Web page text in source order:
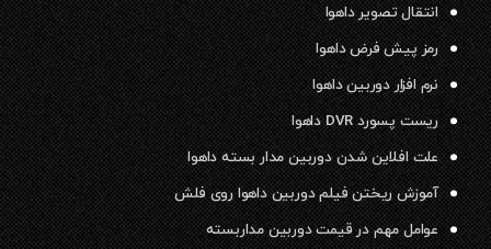
انتقال تصویر داهوا
رمز پیش فرض داهوا
نرم افزار دوربین داهوا
ریست پسورد DVR داهوا
علت افلاین شدن دوربین مدار بسته داهوا
آموزش ریختن فیلم دوربین داهوا روی فلش
عوامل مهم در قیمت دوربین مداربسته